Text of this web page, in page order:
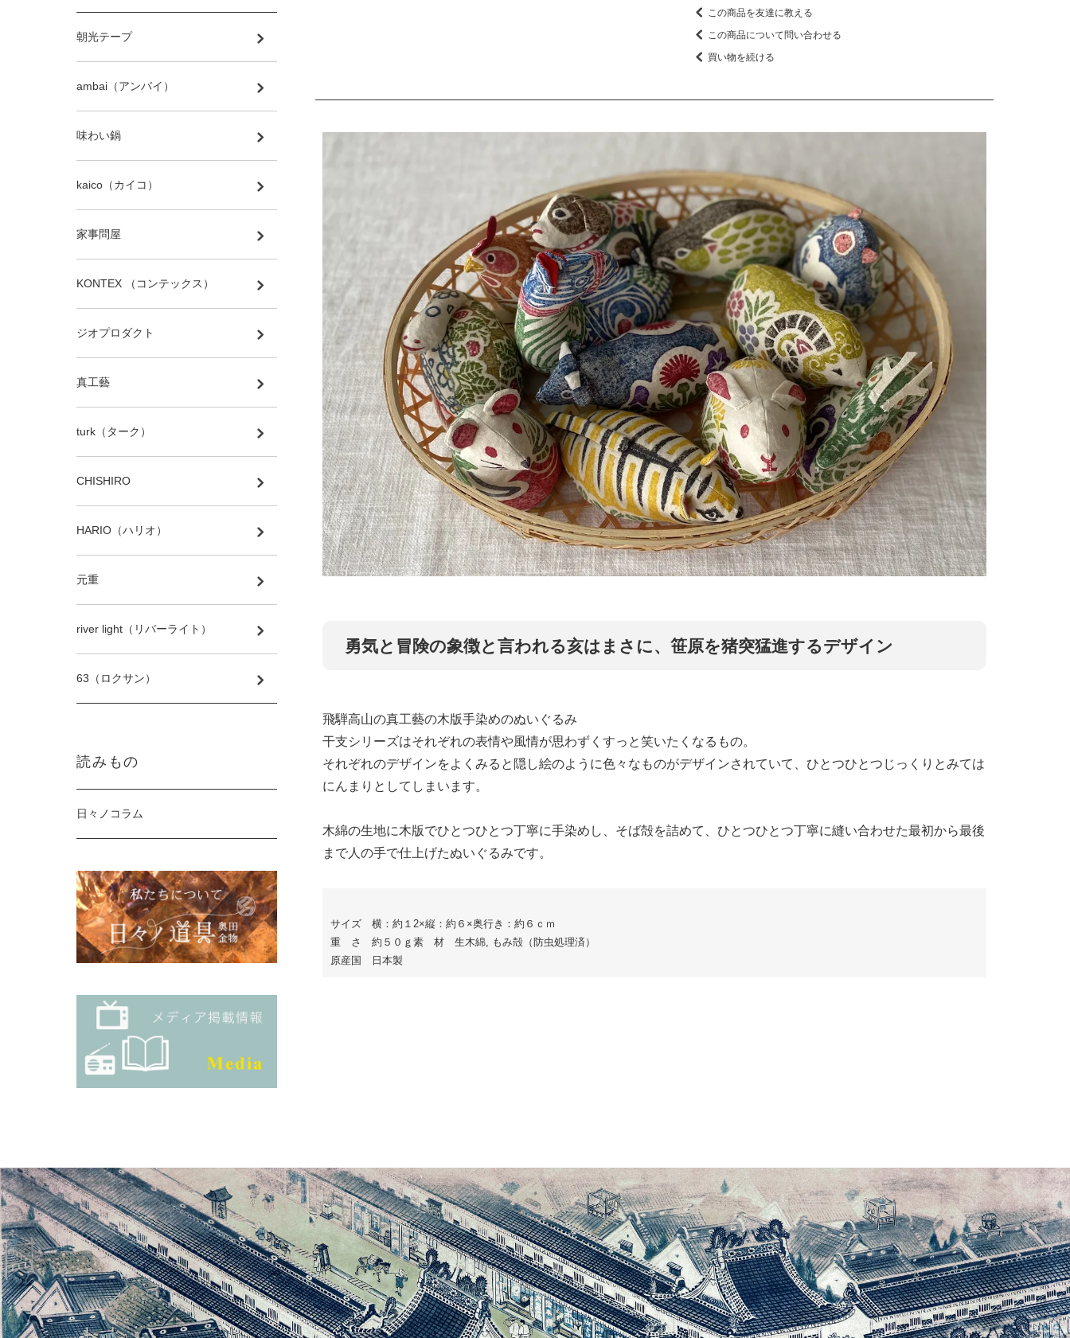
この商品を友達に教える
この商品について問い合わせる
買い物を続ける
勇気と冒険の象徴と言われる亥はまさに、笹原を猪突猛進するデザイン
飛騨高山の真工藝の木版手染めのぬいぐるみ
干支シリーズはそれぞれの表情や風情が思わずくすっと笑いたくなるもの。
それぞれのデザインをよくみると隠し絵のように色々なものがデザインされていて、ひとつひとつじっくりとみては
にんまりとしてしまいます。
木綿の生地に木版でひとつひとつ丁寧に手染めし、そば殻を詰めて、ひとつひとつ丁寧に縫い合わせた最初から最後
まで人の手で仕上げたぬいぐるみです。
サイズ 横：約１2×縦：約６×奥行き：約６ｃｍ
重 さ 約５０ｇ素 材 生木綿, もみ殻（防虫処理済）
原産国 日本製
朝光テープ
ambai（アンバイ）
味わい鍋
kaico（カイコ）
家事問屋
KONTEX （コンテックス）
ジオプロダクト
真工藝
turk（ターク）
CHISHIRO
HARIO（ハリオ）
元重
river light（リバーライト）
63（ロクサン）
読みもの
日々ノコラム